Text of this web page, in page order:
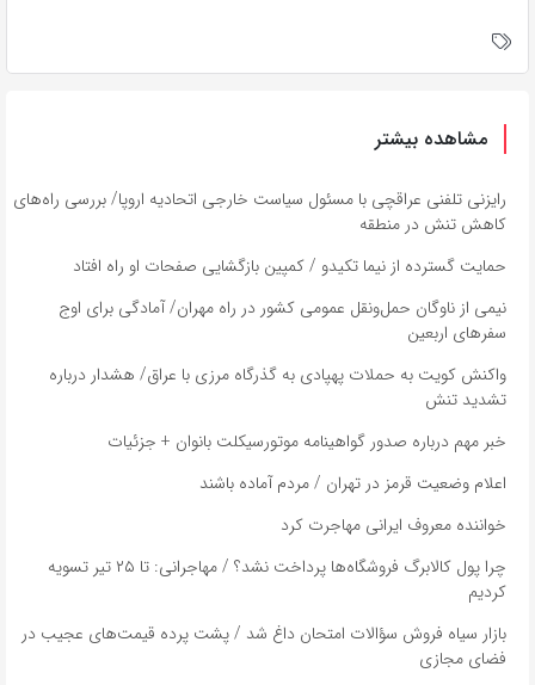
مشاهده بیشتر
رایزنی تلفنی عراقچی با مسئول سیاست خارجی اتحادیه اروپا/ بررسی راه‌های
کاهش تنش در منطقه
حمایت گسترده از نیما تکیدو / کمپین بازگشایی صفحات او راه افتاد
نیمی از ناوگان حمل‌ونقل عمومی کشور در راه مهران/ آمادگی برای اوج
سفر‌های اربعین
واکنش کویت به حملات پهپادی به گذرگاه مرزی با عراق/ هشدار درباره
تشدید تنش
خبر مهم درباره صدور گواهینامه موتورسیکلت بانوان + جزئیات
اعلام وضعیت قرمز در تهران / مردم آماده باشند
خواننده معروف ایرانی مهاجرت کرد
چرا پول کالابرگ فروشگاه‌ها پرداخت نشد؟ / مهاجرانی: تا ۲۵ تیر تسویه
کردیم
بازار سیاه فروش سؤالات امتحان داغ شد / پشت پرده قیمت‌های عجیب در
فضای مجازی